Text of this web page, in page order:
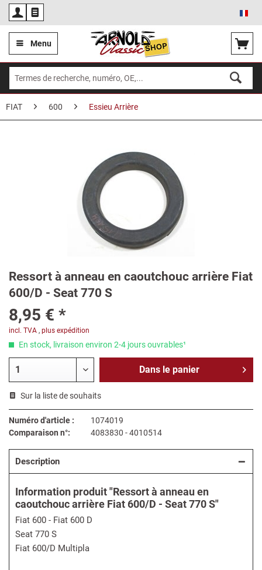
Menu
FIAT 600 Essieu Arrière
Ressort à anneau en caoutchouc arrière Fiat
600/D - Seat 770 S
8,95 € *
incl. TVA , plus expédition
En stock, livraison environ 2-4 jours ouvrables¹
Dans le panier
Sur la liste de souhaits
Numéro d'article :
1074019
Comparaison n°:
4083830 - 4010514
Description
Information produit "Ressort à anneau en
caoutchouc arrière Fiat 600/D - Seat 770 S"
Fiat 600 - Fiat 600 D
Seat 770 S
Fiat 600/D Multipla